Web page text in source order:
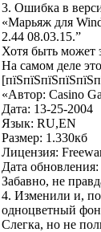
3. Ошибка в
«Марьяж для
2.44 08.03.15.”
Хотя быть может
На самом деле
«Автор: Casino
Дата: 13-25-2004
Язык: RU,EN
Размер: 1.330кб
Лицензия:
Дата
Забавно, не
4. Изменили и,
одноцветный
Слегка, но не